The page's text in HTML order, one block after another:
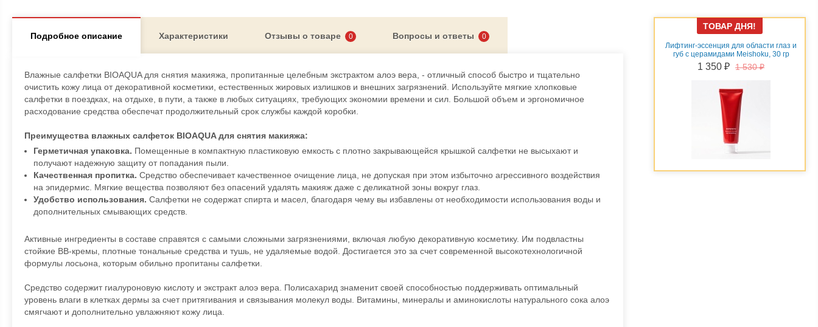
Подробное описание Характеристики Отзывы о товаре 0 Вопросы и ответы 0
Влажные салфетки BIOAQUA для снятия макияжа, пропитанные целебным экстрактом алоэ вера, - отличный способ быстро и тщательно
очистить кожу лица от декоративной косметики, естественных жировых излишков и внешних загрязнений. Используйте мягкие хлопковые
салфетки в поездках, на отдыхе, в пути, а также в любых ситуациях, требующих экономии времени и сил. Большой объем и эргономичное
расходование средства обеспечат продолжительный срок службы каждой коробки.
Преимущества влажных салфеток BIOAQUA для снятия макияжа:
Герметичная упаковка. Помещенные в компактную пластиковую емкость с плотно закрывающейся крышкой салфетки не высыхают и
получают надежную защиту от попадания пыли.
Качественная пропитка. Средство обеспечивает качественное очищение лица, не допуская при этом избыточно агрессивного воздействия
на эпидермис. Мягкие вещества позволяют без опасений удалять макияж даже с деликатной зоны вокруг глаз.
Удобство использования. Салфетки не содержат спирта и масел, благодаря чему вы избавлены от необходимости использования воды и
дополнительных смывающих средств.
Активные ингредиенты в составе справятся с самыми сложными загрязнениями, включая любую декоративную косметику. Им подвластны
стойкие ВВ-кремы, плотные тональные средства и тушь, не удаляемые водой. Достигается это за счет современной высокотехнологичной
формулы лосьона, которым обильно пропитаны салфетки.
Средство содержит гиалуроновую кислоту и экстракт алоэ вера. Полисахарид знаменит своей способностью поддерживать оптимальный
уровень влаги в клетках дермы за счет притягивания и связывания молекул воды. Витамины, минералы и аминокислоты натурального сока алоэ
смягчают и дополнительно увлажняют кожу лица.
ТОВАР ДНЯ!
Подтягивающий крем-гель c
растительными экстрактами Meishoku
Premium, 60 гр